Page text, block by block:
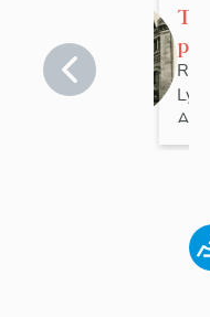
dit